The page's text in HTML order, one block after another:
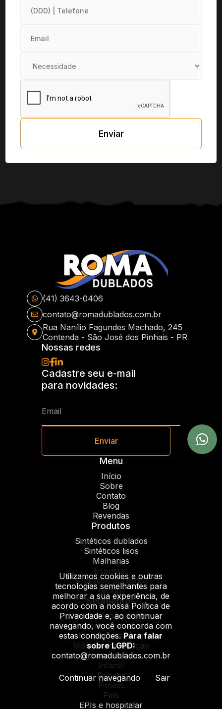
Enviar
(41) 3643-0406
contato@romadublados.com.br
Rua Nanílio Fagundes Machado, 245
Contenda - São José dos Pinhais - PR
Menu
Início
Sobre
Contato
Blog
Revendas
Produtos
Sintéticos dublados
Sintéticos lisos
Malharias
Espumas
Sintéticos bordados
Tecidos
Segmentos
Veículos de passeio
Veículos pesados
Moda e vestuário
Móveis e decoração
Embarcações
Infantil
Brindes
Fitness
Pets
EPIs e hospitalar
Nossas redes
Cadastre seu e-mail
para novidades:
Enviar
Utilizamos cookies e outras
tecnologias semelhantes para
melhorar a sua experiência, de
acordo com a nossa Política de
Privacidade e, ao continuar
navegando, você concorda com
estas condições.Para falar
sobre LGPD:
contato@romadublados.com.br
Continuar navegando Sair